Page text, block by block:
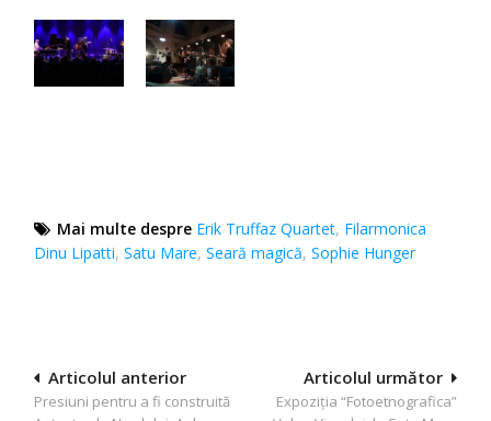
Mai multe despre Erik Truffaz Quartet, Filarmonica
Dinu Lipatti,Satu Mare,Seară magică,Sophie Hunger
Navigare
în
Articolul următor
Expoziţia “Fotoetnografica”
Articolul anterior
Presiuni pentru a fi construită